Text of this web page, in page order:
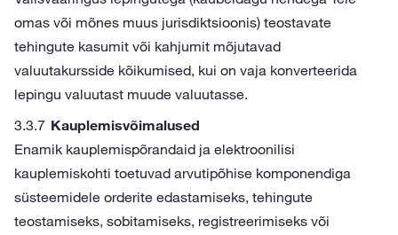
omas või mõnes muus jurisdiktsioonis) teostavate
tehingute kasumit või kahjumit mõjutavad
valuutakursside kõikumised, kui on vaja konverteerida
lepingu valuutast muude valuutasse.
Kauplemisvõimalused
Enamik kauplemispõrandaid ja elektroonilisi
kauplemiskohti toetuvad arvutipõhise komponendiga
süsteemidele orderite edastamiseks, tehingute
teostamiseks, sobitamiseks, registreerimiseks või